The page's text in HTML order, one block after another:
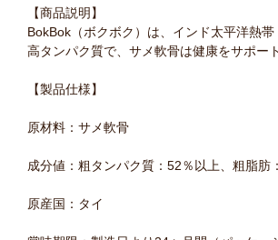
【商品説明】
BokBok（ボクボク）は、インド太平洋熱
高タンパク質で、サメ軟骨は健康をサポー
【製品仕様】
原材料：サメ軟骨
成分値：粗タンパク質：52％以上、粗脂肪
原産国：タイ